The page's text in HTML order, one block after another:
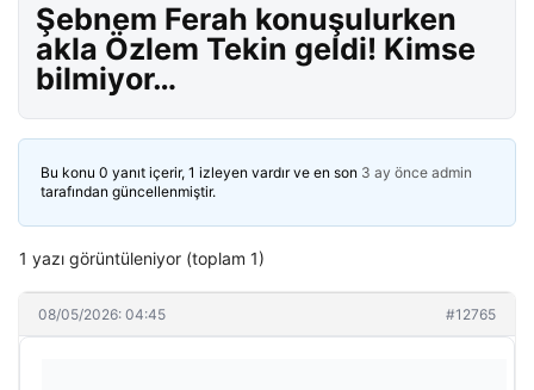
Şebnem Ferah konuşulurken
akla Özlem Tekin geldi! Kimse
bilmiyor…
Bu konu 0 yanıt içerir, 1 izleyen vardır ve en son 3 ay önce admin
tarafından güncellenmiştir.
1 yazı görüntüleniyor (toplam 1)
08/05/2026: 04:45 #12765